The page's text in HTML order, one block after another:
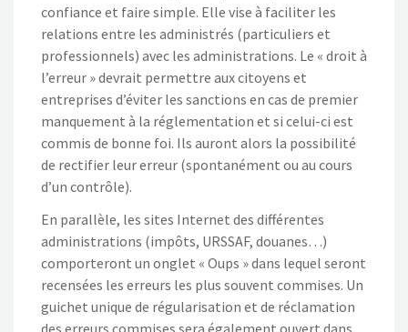
confiance et faire simple. Elle vise à faciliter les
relations entre les administrés (particuliers et
professionnels) avec les administrations. Le « droit à
l’erreur » devrait permettre aux citoyens et
entreprises d’éviter les sanctions en cas de premier
manquement à la réglementation et si celui-ci est
commis de bonne foi. Ils auront alors la possibilité
de rectifier leur erreur (spontanément ou au cours
d’un contrôle).
En parallèle, les sites Internet des différentes
administrations (impôts, URSSAF, douanes…)
comporteront un onglet « Oups » dans lequel seront
recensées les erreurs les plus souvent commises. Un
guichet unique de régularisation et de réclamation
des erreurs commises sera également ouvert dans